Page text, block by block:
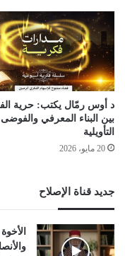
د أوس رمّال يكتب: حرية
بين البناء المعرفي والفوضى
التأويلية
20 مايو، 2026
جديد قناة الإصلاح